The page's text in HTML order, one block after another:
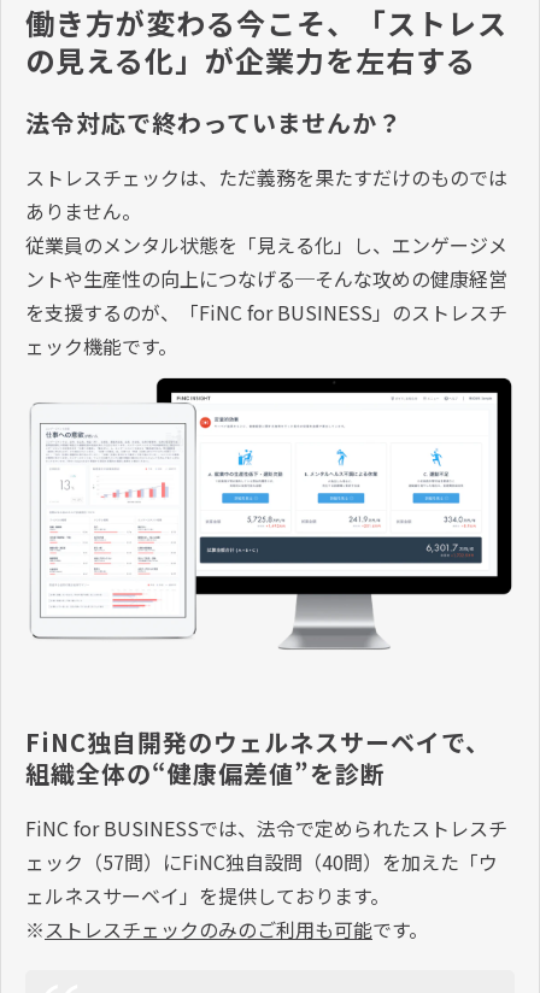
働き方が変わる今こそ、「ストレス
の見える化」が企業力を左右する
法令対応で終わっていませんか？
ストレスチェックは、ただ義務を果たすだけのものでは
ありません。
従業員のメンタル状態を「見える化」し、エンゲージメ
ントや生産性の向上につなげる─そんな攻めの健康経営
を支援するのが、「FiNC for BUSINESS」のストレスチ
ェック機能です。
FiNC独自開発のウェルネスサーベイで、
組織全体の“健康偏差値”を診断
FiNC for BUSINESSでは、法令で定められたストレスチ
ェック（57問）にFiNC独自設問（40問）を加えた「ウ
ェルネスサーベイ」を提供しております。
※ストレスチェックのみのご利用も可能です。